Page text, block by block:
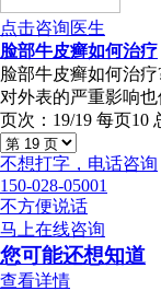
点击咨询医生
脸部牛皮癣如何治疗
脸部牛皮癣如何治
对外表的严重影响
页次：19/19 每页10
不想打字，电话咨询
150-028-05001
不方便说话
马上在线咨询
您可能还想知道
查看详情